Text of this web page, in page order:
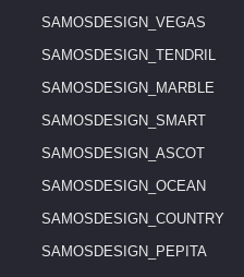
SAMOSDESIGN_VEGAS
SAMOSDESIGN_TENDRIL
SAMOSDESIGN_MARBLE
SAMOSDESIGN_SMART
SAMOSDESIGN_ASCOT
SAMOSDESIGN_OCEAN
SAMOSDESIGN_COUNTRY
SAMOSDESIGN_PEPITA